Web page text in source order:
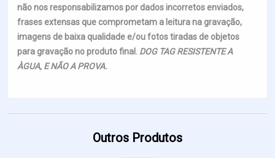
não nos responsabilizamos por dados incorretos enviados,
frases extensas que comprometam a leitura na gravação,
imagens de baixa qualidade e/ou fotos tiradas de objetos
para gravação no produto final. DOG TAG RESISTENTE A
ÀGUA, E NÃO A PROVA.
Outros Produtos